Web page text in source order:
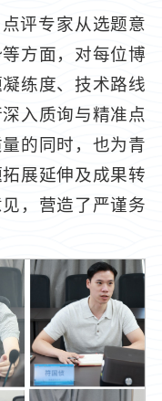
评专家从选题意
方面，对每位博
练度、技术路线
入质询与精准点
的同时，也为青
展延伸及成果转
，营造了严谨务